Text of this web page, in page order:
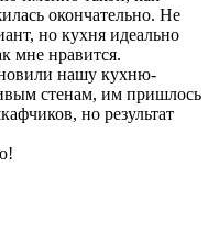
окончательно. Не
но кухня идеально
мне нравится.
нашу кухню-
стенам, им пришлось
но результат